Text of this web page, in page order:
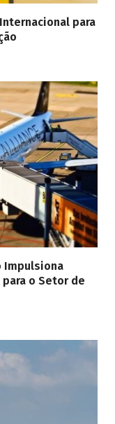
para
Impulsiona
para o Setor de